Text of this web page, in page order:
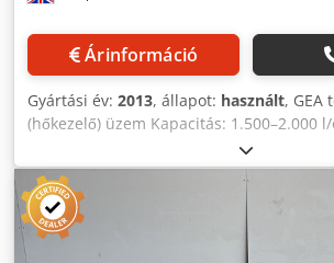
Nagyvárad/Románia Irrtum,
Zwischenverkauf vorbehalten / A hibák,
dreptul la greșeli, modificări și vânzare
/Wir sprechen Deutsch./ Beszélünk
parlons français/Vorbim romana
Árinformáció
Gyártási év: 2013, állapot: használt, GEA
(hőkezelő) üzem Kapacitás: 1.500–2.000
2013 Telepített és csatlakoztatott
általános állapot Teljes GEA technológiai
tejföl termosztálás (hőkezelő) vonalat
eredetileg tejföl és fermentált tejszín
fejlesztettek ki. A berendezés 2013-ban